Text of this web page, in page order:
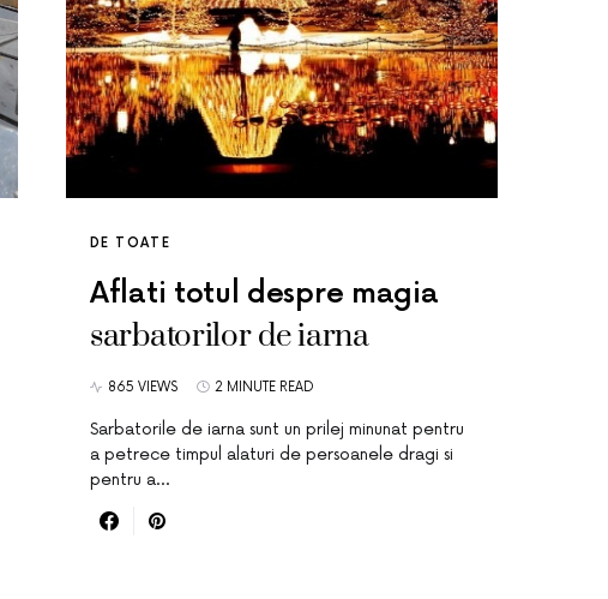
DE TOATE
Aflati totul despre magia
sarbatorilor de iarna
865 VIEWS 2 MINUTE READ
Sarbatorile de iarna sunt un prilej minunat pentru
a petrece timpul alaturi de persoanele dragi si
pentru a…